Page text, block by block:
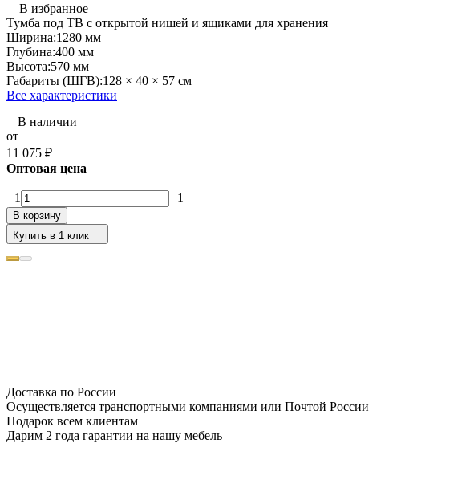
В избранное
Тумба под ТВ с открытой нишей и ящиками для хранения
Ширина:1280 мм
Глубина:400 мм
Высота:570 мм
Габариты (ШГВ):128 × 40 × 57 см
Все характеристики
В наличии
от
11 075 ₽
Оптовая цена
1 1
В корзину
Купить в 1 клик
Доставка по России
Осуществляется транспортными компаниями или Почтой России
Подарок всем клиентам
Дарим 2 года гарантии на нашу мебель